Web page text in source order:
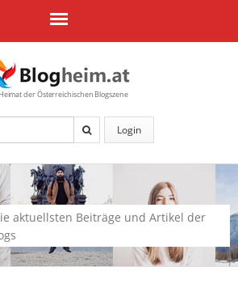
der Österreichischen Blogszene
Login
aktuellsten Beiträge und Artikel der